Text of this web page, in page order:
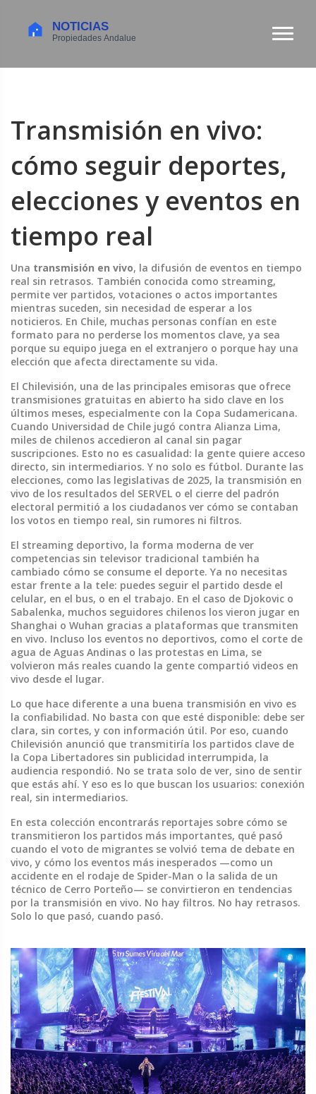
Transmisión en vivo:
cómo seguir deportes,
elecciones y eventos en
tiempo real
Una transmisión en vivo, la difusión de eventos en tiempo
real sin retrasos. También conocida como streaming,
permite ver partidos, votaciones o actos importantes
mientras suceden, sin necesidad de esperar a los
noticieros. En Chile, muchas personas confían en este
formato para no perderse los momentos clave, ya sea
porque su equipo juega en el extranjero o porque hay una
elección que afecta directamente su vida.
El Chilevisión, una de las principales emisoras que ofrece
transmisiones gratuitas en abierto ha sido clave en los
últimos meses, especialmente con la Copa Sudamericana.
Cuando Universidad de Chile jugó contra Alianza Lima,
miles de chilenos accedieron al canal sin pagar
suscripciones. Esto no es casualidad: la gente quiere acceso
directo, sin intermediarios. Y no solo es fútbol. Durante las
elecciones, como las legislativas de 2025, la transmisión en
vivo de los resultados del SERVEL o el cierre del padrón
electoral permitió a los ciudadanos ver cómo se contaban
los votos en tiempo real, sin rumores ni filtros.
El streaming deportivo, la forma moderna de ver
competencias sin televisor tradicional también ha
cambiado cómo se consume el deporte. Ya no necesitas
estar frente a la tele: puedes seguir el partido desde el
celular, en el bus, o en el trabajo. En el caso de Djokovic o
Sabalenka, muchos seguidores chilenos los vieron jugar en
Shanghai o Wuhan gracias a plataformas que transmiten
en vivo. Incluso los eventos no deportivos, como el corte de
agua de Aguas Andinas o las protestas en Lima, se
volvieron más reales cuando la gente compartió videos en
vivo desde el lugar.
Lo que hace diferente a una buena transmisión en vivo es
la confiabilidad. No basta con que esté disponible: debe ser
clara, sin cortes, y con información útil. Por eso, cuando
Chilevisión anunció que transmitiría los partidos clave de
la Copa Libertadores sin publicidad interrumpida, la
audiencia respondió. No se trata solo de ver, sino de sentir
que estás ahí. Y eso es lo que buscan los usuarios: conexión
real, sin intermediarios.
En esta colección encontrarás reportajes sobre cómo se
transmitieron los partidos más importantes, qué pasó
cuando el voto de migrantes se volvió tema de debate en
vivo, y cómo los eventos más inesperados —como un
accidente en el rodaje de Spider-Man o la salida de un
técnico de Cerro Porteño— se convirtieron en tendencias
por la transmisión en vivo. No hay filtros. No hay retrasos.
Solo lo que pasó, cuando pasó.